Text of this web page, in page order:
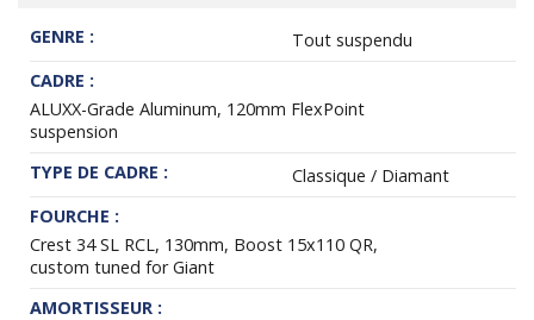
GENRE :
Tout suspendu
CADRE :
ALUXX-Grade Aluminum, 120mm FlexPoint
suspension
TYPE DE CADRE :
Classique / Diamant
FOURCHE :
Crest 34 SL RCL, 130mm, Boost 15x110 QR,
custom tuned for Giant
AMORTISSEUR :